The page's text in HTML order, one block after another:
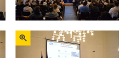
Zoom